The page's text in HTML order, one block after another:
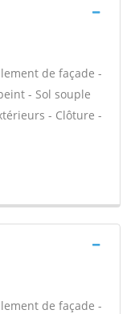
de façade -
- Sol souple
- Clôture -
de façade -